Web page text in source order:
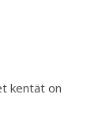
kentät on